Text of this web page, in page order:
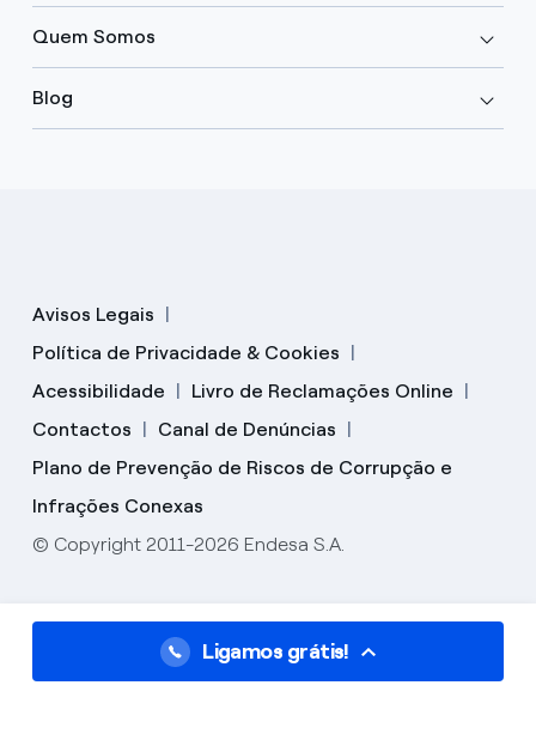
Ligamos grátis!
Quem Somos
Blog
Avisos Legais
Política de Privacidade & Cookies
Acessibilidade
Livro de Reclamações Online
Contactos
Canal de Denúncias
Plano de Prevenção de Riscos de Corrupção e
Infrações Conexas
© Copyright 2011-2026 Endesa S.A.